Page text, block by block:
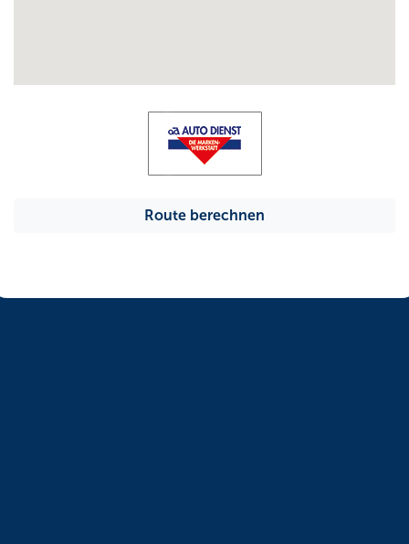
Route berechnen